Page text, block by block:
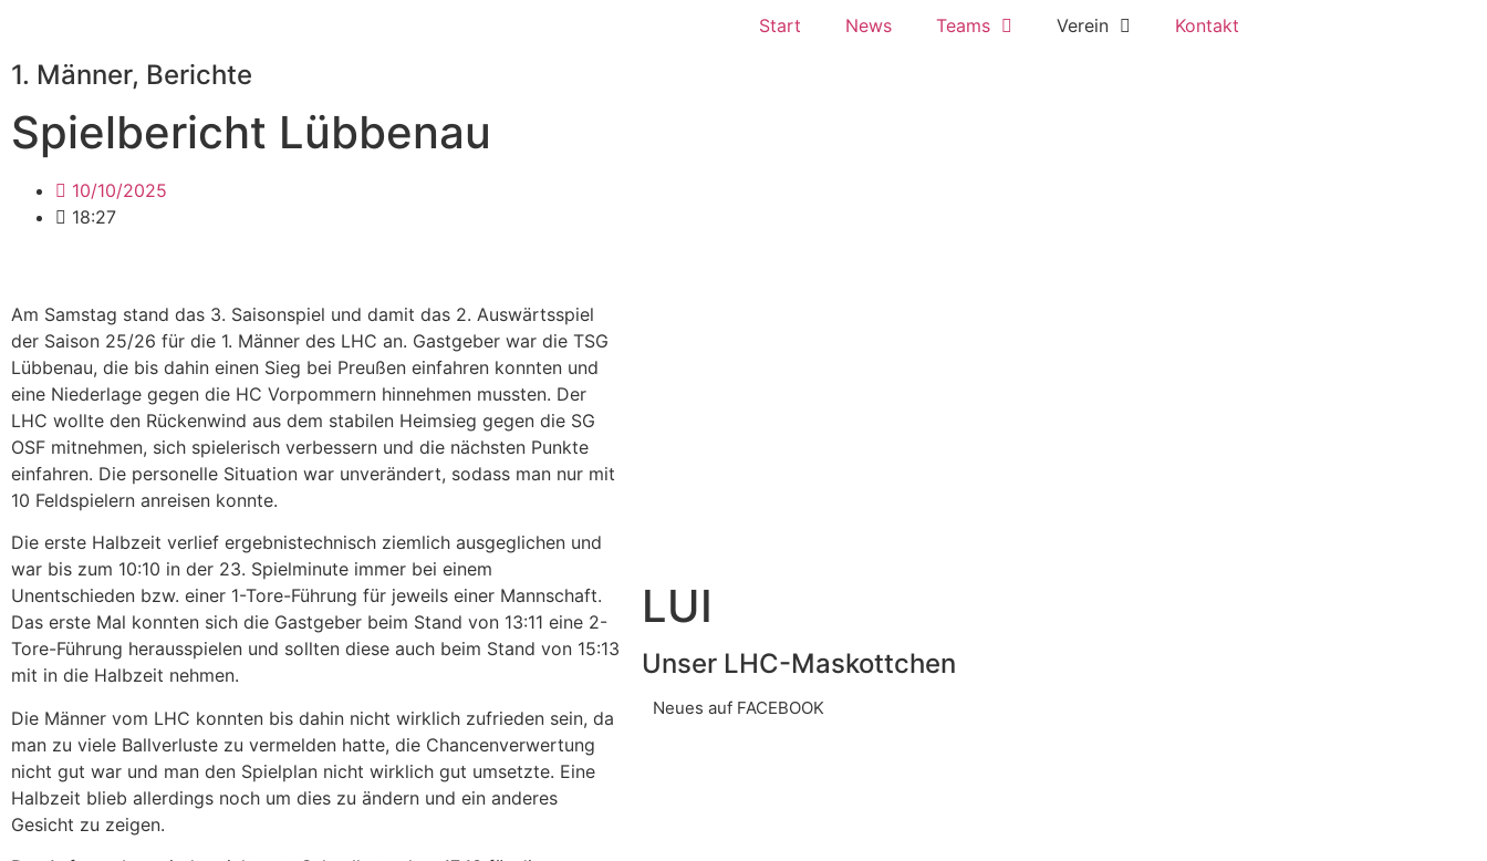
Start News Teams Verein Kontakt
1. Männer, Berichte
Spielbericht Lübbenau
10/10/2025
18:27
Am Samstag stand das 3. Saisonspiel und damit das 2. Auswärtsspiel
der Saison 25/26 für die 1. Männer des LHC an. Gastgeber war die TSG
Lübbenau, die bis dahin einen Sieg bei Preußen einfahren konnten und
eine Niederlage gegen die HC Vorpommern hinnehmen mussten. Der
LHC wollte den Rückenwind aus dem stabilen Heimsieg gegen die SG
OSF mitnehmen, sich spielerisch verbessern und die nächsten Punkte
einfahren. Die personelle Situation war unverändert, sodass man nur mit
10 Feldspielern anreisen konnte.
Die erste Halbzeit verlief ergebnistechnisch ziemlich ausgeglichen und
war bis zum 10:10 in der 23. Spielminute immer bei einem
Unentschieden bzw. einer 1-Tore-Führung für jeweils einer Mannschaft.
Das erste Mal konnten sich die Gastgeber beim Stand von 13:11 eine 2-
Tore-Führung herausspielen und sollten diese auch beim Stand von 15:13
mit in die Halbzeit nehmen.
Die Männer vom LHC konnten bis dahin nicht wirklich zufrieden sein, da
man zu viele Ballverluste zu vermelden hatte, die Chancenverwertung
nicht gut war und man den Spielplan nicht wirklich gut umsetzte. Eine
Halbzeit blieb allerdings noch um dies zu ändern und ein anderes
Gesicht zu zeigen.
LUI
Unser LHC-Maskottchen
Neues auf FACEBOOK